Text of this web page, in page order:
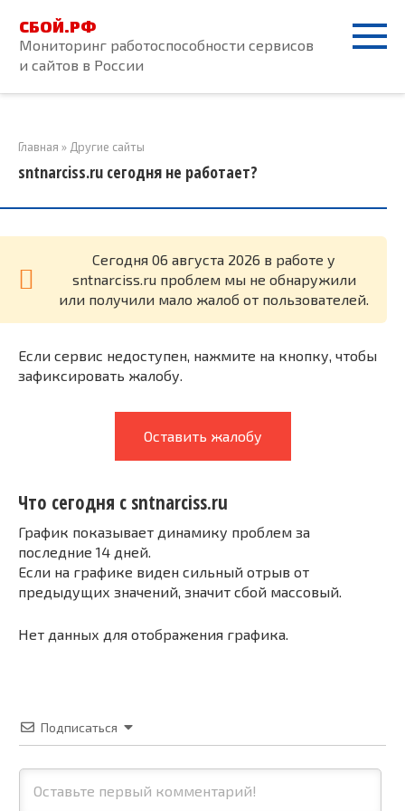
контенту
СБОЙ.РФ
Мониторинг работоспособности сервисов
и сайтов в России
Главная » Другие сайты
sntnarciss.ru сегодня не работает?
Cегодня 06 августа 2026 в работе у
sntnarciss.ru проблем мы не обнаружили
или получили мало жалоб от пользователей.
Если сервис недоступен, нажмите на кнопку, чтобы
зафиксировать жалобу.
Оставить жалобу
Что сегодня с sntnarciss.ru
График показывает динамику проблем за
последние 14 дней.
Если на графике виден сильный отрыв от
предыдущих значений, значит сбой массовый.
Нет данных для отображения графика.
Подписаться